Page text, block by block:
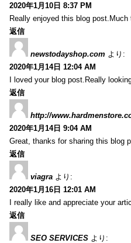
2020年1月10日 8:37 PM
Really enjoyed this blog post.Much
返信
newstodayshop.com より:
2020年1月14日 12:04 AM
I loved your blog post.Really
返信
http://
2020年1月14日 9:04 AM
Great, thanks for sharing this blog
返信
viagra より:
2020年1月16日 12:01 AM
I really like and appreciate your
返信
SEO SERVICES より: